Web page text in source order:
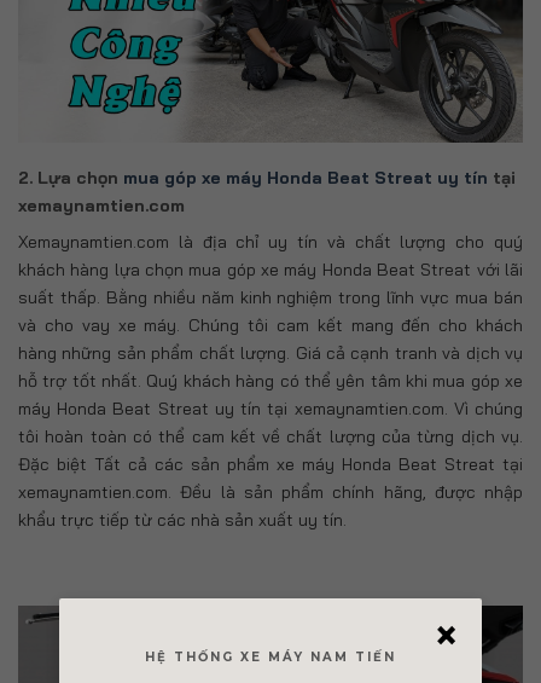
2. Lựa chọn mua góp xe máy Honda Beat Streat uy tín tại
xemaynamtien.com
Xemaynamtien.com là địa chỉ uy tín và chất lượng cho quý
khách hàng lựa chọn mua góp xe máy Honda Beat Streat với lãi
suất thấp. Bằng nhiều năm kinh nghiệm trong lĩnh vực mua bán
và cho vay xe máy. Chúng tôi cam kết mang đến cho khách
hàng những sản phẩm chất lượng. Giá cả cạnh tranh và dịch vụ
hỗ trợ tốt nhất. Quý khách hàng có thể yên tâm khi mua góp xe
máy Honda Beat Streat uy tín tại xemaynamtien.com. Vì chúng
tôi hoàn toàn có thể cam kết về chất lượng của từng dịch vụ.
Đặc biệt Tất cả các sản phẩm xe máy Honda Beat Streat tại
xemaynamtien.com. Đều là sản phẩm chính hãng, được nhập
khẩu trực tiếp từ các nhà sản xuất uy tín.
×
HỆ THỐNG XE MÁY NAM TIẾN